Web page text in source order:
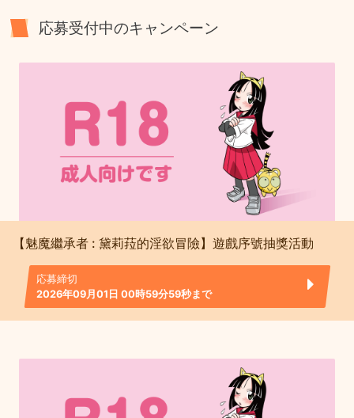
応募受付中のキャンペーン
【魅魔繼承者 : 黛莉菈的淫欲冒險】遊戲序號抽獎活動
応募締切
2026年09月01日 00時59分59秒まで